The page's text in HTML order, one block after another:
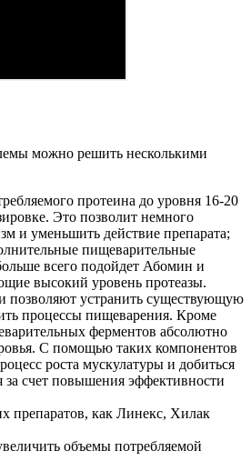
можно решить несколькими
протеина до уровня 16-20
Это позволит немного
и уменьшить действие препарата;
пищеварительные
всего подойдет Абомин и
высокий уровень протеазы.
позволяют устранить существующую
процессы пищеварения. Кроме
ферментов абсолютно
С помощью таких компонентов
роста мускулатуры и добиться
за счет повышения эффективности
препаратов, как Линекс, Хилак
объемы потребляемой